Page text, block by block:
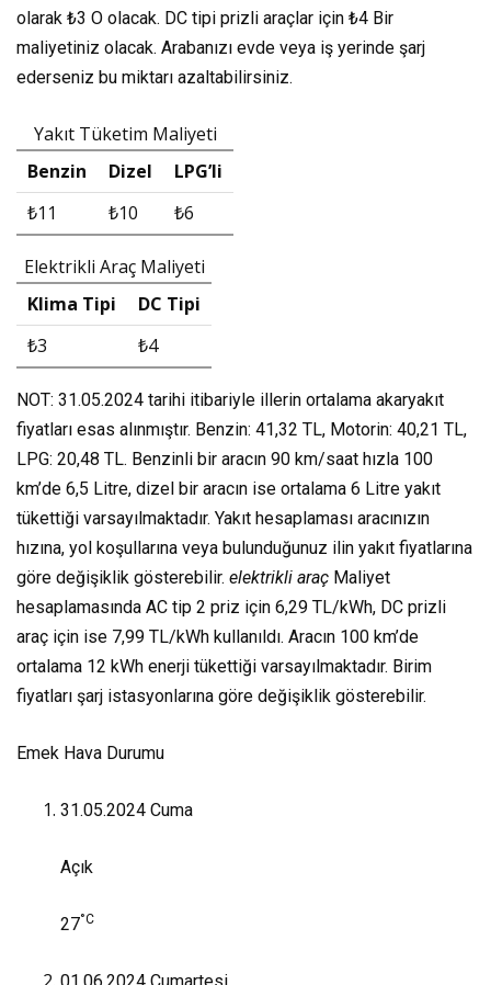
olarak ₺3 O olacak. DC tipi prizli araçlar için ₺4 Bir
maliyetiniz olacak. Arabanızı evde veya iş yerinde şarj
ederseniz bu miktarı azaltabilirsiniz.
Yakıt Tüketim Maliyeti
Benzin
Dizel
LPG’li
₺11
₺10 ₺6
Elektrikli Araç Maliyeti
Klima Tipi
DC Tipi
₺3
₺4
NOT: 31.05.2024 tarihi itibariyle illerin ortalama akaryakıt
fiyatları esas alınmıştır. Benzin: 41,32 TL, Motorin: 40,21 TL,
LPG: 20,48 TL. Benzinli bir aracın 90 km/saat hızla 100
km’de 6,5 Litre, dizel bir aracın ise ortalama 6 Litre yakıt
tükettiği varsayılmaktadır. Yakıt hesaplaması aracınızın
hızına, yol koşullarına veya bulunduğunuz ilin yakıt fiyatlarına
göre değişiklik gösterebilir. elektrikli araç Maliyet
hesaplamasında AC tip 2 priz için 6,29 TL/kWh, DC prizli
araç için ise 7,99 TL/kWh kullanıldı. Aracın 100 km’de
ortalama 12 kWh enerji tükettiği varsayılmaktadır. Birim
fiyatları şarj istasyonlarına göre değişiklik gösterebilir.
Emek Hava Durumu
31.05.2024 Cuma
Açık
27°C
01.06.2024 Cumartesi